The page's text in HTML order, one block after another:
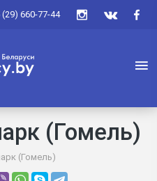
(29) 660-77-44
(Гомель)
(Гомель)